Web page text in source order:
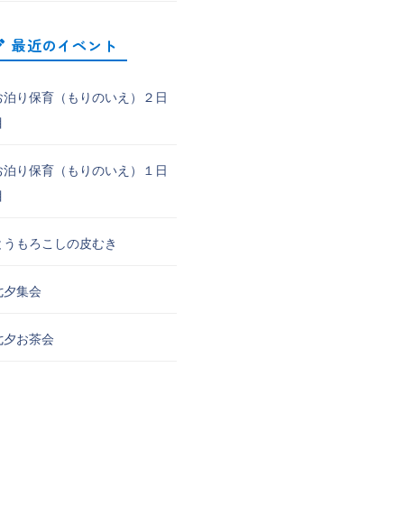
最近のイベント
泊り保育（もりのいえ）２日
泊り保育（もりのいえ）１日
うもろこしの皮むき
夕集会
夕お茶会